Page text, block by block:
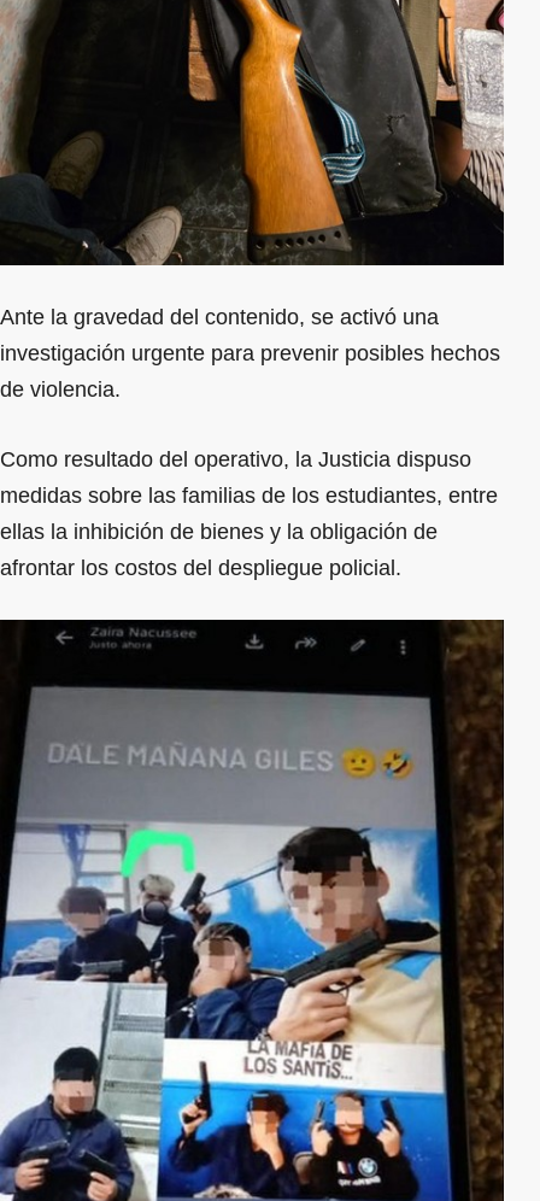
Ante la gravedad del contenido, se activó una
investigación urgente para prevenir posibles hechos
de violencia.
Como resultado del operativo, la Justicia dispuso
medidas sobre las familias de los estudiantes, entre
ellas la inhibición de bienes y la obligación de
afrontar los costos del despliegue policial.